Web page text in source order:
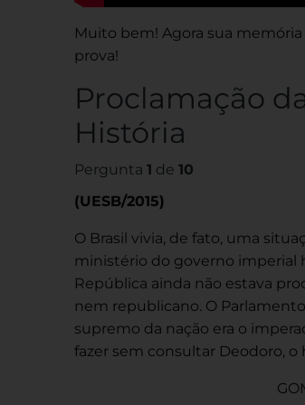
Muito bem! Agora sua
prova!
Proclamação
História
Pergunta 1 de 10
(UESB/2015)
O Brasil vivia, de fato, uma
ministério do governo imperial
República ainda não estava
nem republicano. O
supremo da nação era o
fazer sem consultar Deodoro, o